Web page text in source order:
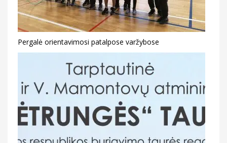
Pergalė orientavimosi patalpose varžybose